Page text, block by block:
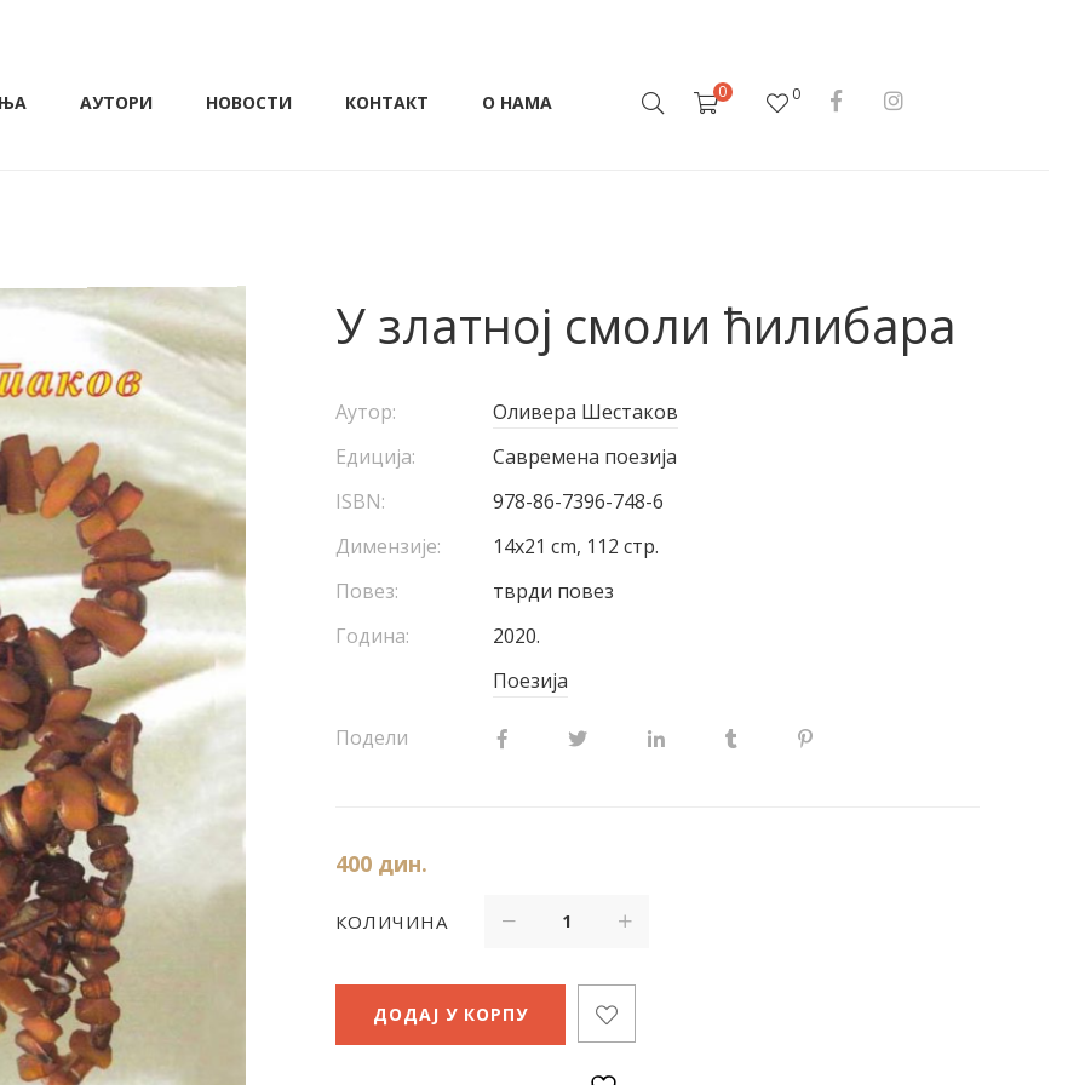
АУТОРИ НОВОСТИ КОНТАКТ О НАМА 0 0
У златној смоли ћилибара
Аутор:
Оливера Шестаков
Едиција:
Савремена поезија
ISBN:
978-86-7396-748-6
Димензије:
14x21 cm, 112 стр.
Повез:
тврди повез
Година:
2020.
Поезија
Подели
400 дин.
КОЛИЧИНА
ДОДАЈ У КОРПУ